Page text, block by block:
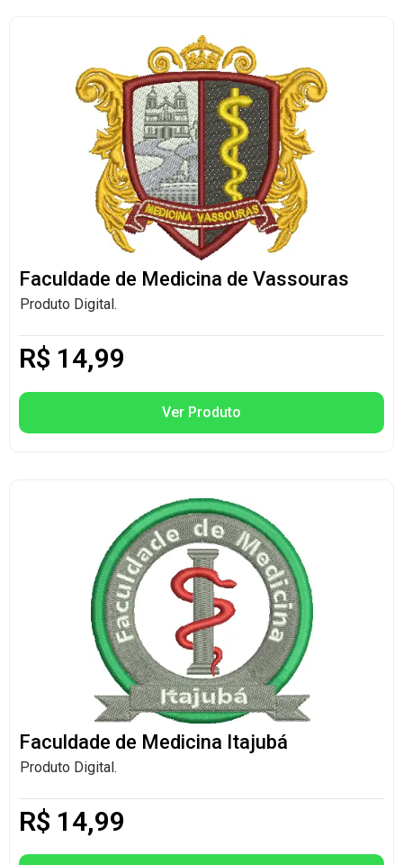
Faculdade de Medicina de Vassouras
Produto Digital.
R$ 14,99
Ver Produto
Faculdade de Medicina Itajubá
Produto Digital.
R$ 14,99